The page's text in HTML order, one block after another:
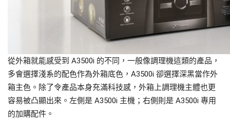
從外箱就能感受到 A3500i 的不同，一般像調理機這類的產品，
多會選擇淺系的配色作為外箱底色，A3500i 卻選擇深黑當作外
箱主色。除了令產品本身充滿科技感，外箱上調理機主體也更
容易被凸顯出來。左側是 A3500i 主機；右側則是 A3500i 專用
的加購配件。